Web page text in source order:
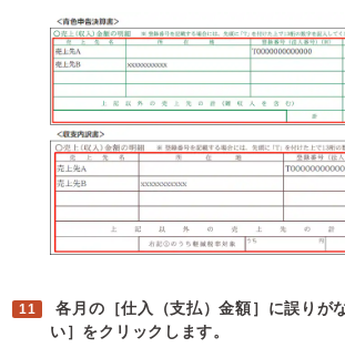
各月の［仕入（支払）金額］に誤りが
い］をクリックします。